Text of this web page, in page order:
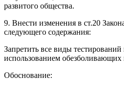
развитого общества.
9. Внести изменения в ст.20
следующего содержания:
Запретить все виды
использованием обезболивающих
Обоснование: